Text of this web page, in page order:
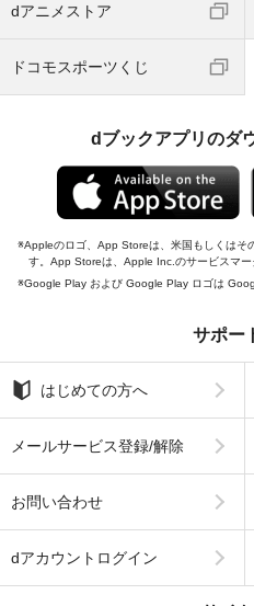
dアニメストア
ドコモスポーツくじ
dブックアプリのダ
Appleのロゴ、App Storeは、米国もしくはそ
す。App Storeは、Apple Inc.のサービスマー
Google Play および Google Play ロゴは
サポー
はじめての方へ
メールサービス登録/解除
お問い合わせ
dアカウントログイン